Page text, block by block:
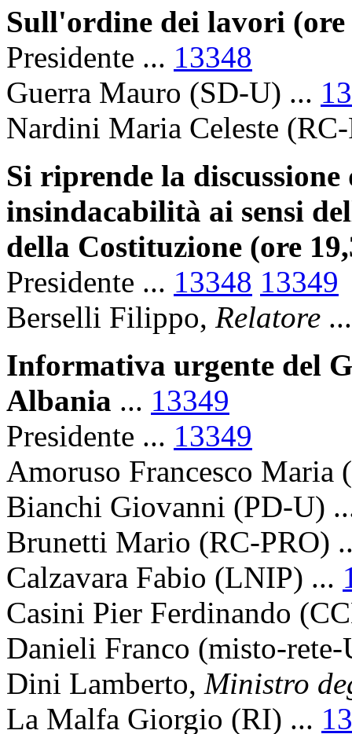
Sull'ordine dei lavori (ore
Presidente ... 13348
Guerra Mauro (SD-U) ...
Nardini Maria Celeste
Si riprende la
insindacabilità ai sensi
della Costituzione (ore
Presidente ... 13348 13349
Berselli Filippo, Relatore
Informativa urgente del
Albania ... 13349
Presidente ... 13349
Amoruso Francesco
Bianchi Giovanni (PD-U)
Brunetti Mario (RC-PRO)
Calzavara Fabio (LNIP) ...
Casini Pier Ferdinando
Danieli Franco (misto-
Dini Lamberto, Ministro
La Malfa Giorgio (RI) ...